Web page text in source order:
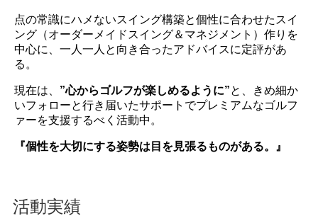
点の常識にハメないスイング構築と個性に合わせたスイ
ング（オーダーメイドスイング＆マネジメント）作りを
中心に、一人一人と向き合ったアドバイスに定評があ
る。
現在は、 ”心からゴルフが楽しめるように”と、きめ細か
いフォローと行き届いたサポートでプレミアムなゴルフ
ァーを支援するべく活動中。
『個性を大切にする姿勢は目を見張るものがある。』
活動実績